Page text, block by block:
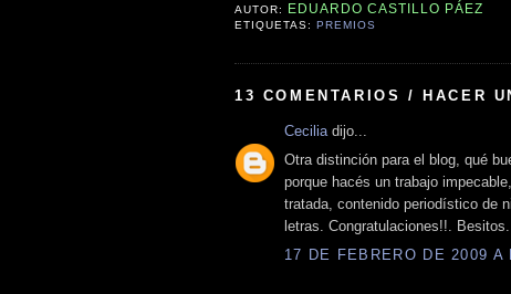
AUTOR: EDUARDO CASTILLO PÁEZ
ETIQUETAS:PREMIOS
13 COMENTARIOS / HACER
Cecilia dijo...
Otra distinción para el blog, qué
porque hacés un trabajo
tratada, contenido periodístico de
letras. Congratulaciones!!. Besitos.
17 DE FEBRERO DE 2009 A